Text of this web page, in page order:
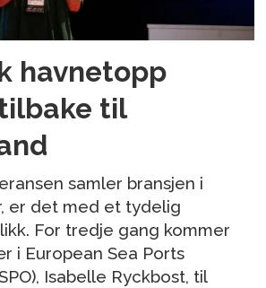
havnetopp
til
samler bransjen i
er det med et tydelig
For tredje gang kommer
i European Sea Ports
Isabelle Ryckbost, til